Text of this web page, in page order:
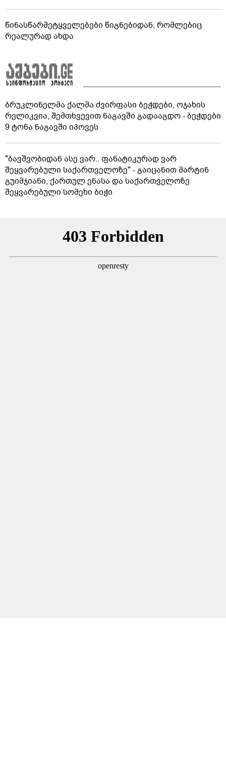
წინასწარმეტყველებები წიგნებიდან, რომლებიც
რეალურად ახდა
ბრუკლინელმა ქალმა ძვირფასი ბეჭდები, ოჯახის
რელიკვია, შემთხვევით ნაგავში გადააგდო - ბეჭდები
9 ტონა ნაგავში იპოვეს
"ბავშვობიდან ასე ვარ.. ფანატიკურად ვარ
შეყვარებული საქართველოზე" - გაიცანით მარტინ
გუიმჯიანი, ქართულ ენასა და საქართველოზე
შეყვარებული სომეხი ბიჭი